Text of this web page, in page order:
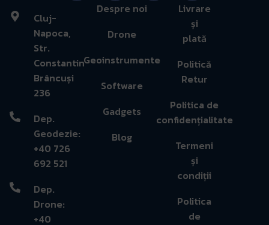
Cluj-
Napoca,
Str.
Constantin
Brâncuși
236
Dep.
Geodezie:
+40 726
692 521
Dep.
Drone:
+40
Despre noi
Drone
Geoinstrumente
Software
Gadgets
Blog
Livrare
și
plată
Politică
Retur
Politica de
confidențialitate
Termeni
și
condiții
Politica
de